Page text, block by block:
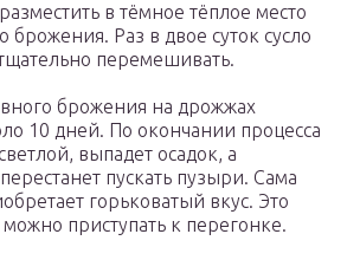
в тёмное тёплое место
брожения. Раз в двое суток сусло
перемешивать.
брожения на дрожжах
10 дней. По окончании процесса
выпадет осадок, а
пускать пузыри. Сама
горьковатый вкус. Это
можно приступать к перегонке.